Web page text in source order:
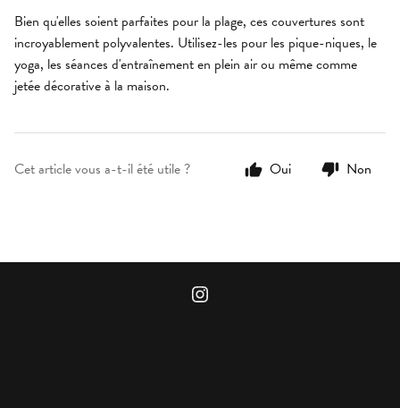
Bien qu'elles soient parfaites pour la plage, ces couvertures sont
incroyablement polyvalentes. Utilisez-les pour les pique-niques, le
yoga, les séances d'entraînement en plein air ou même comme
jetée décorative à la maison.
Cet article vous a-t-il été utile ? Oui Non